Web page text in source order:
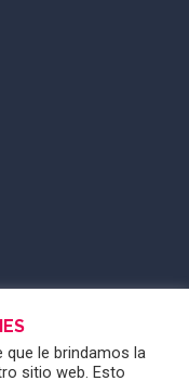
le brindamos la
sitio web. Esto